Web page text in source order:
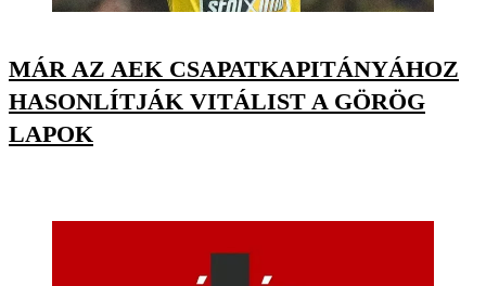
MÁR AZ AEK CSAPATKAPITÁNYÁHOZ
HASONLÍTJÁK VITÁLIST A GÖRÖG
LAPOK